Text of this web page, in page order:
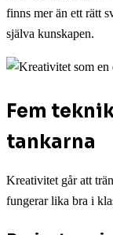
finns mer än ett rätt
själva kunskapen.
Fem
tankarna
Kreativitet går att
fungerar lika bra i